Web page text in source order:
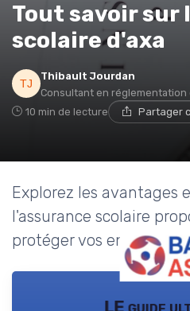
Tout savoir sur
scolaire d'axa
Thibault Jourdan
Consultant en réglementation
10 min de lecture Partager
Explorez les avantages
l'assurance scolaire
protéger vos enfants.
LE guide